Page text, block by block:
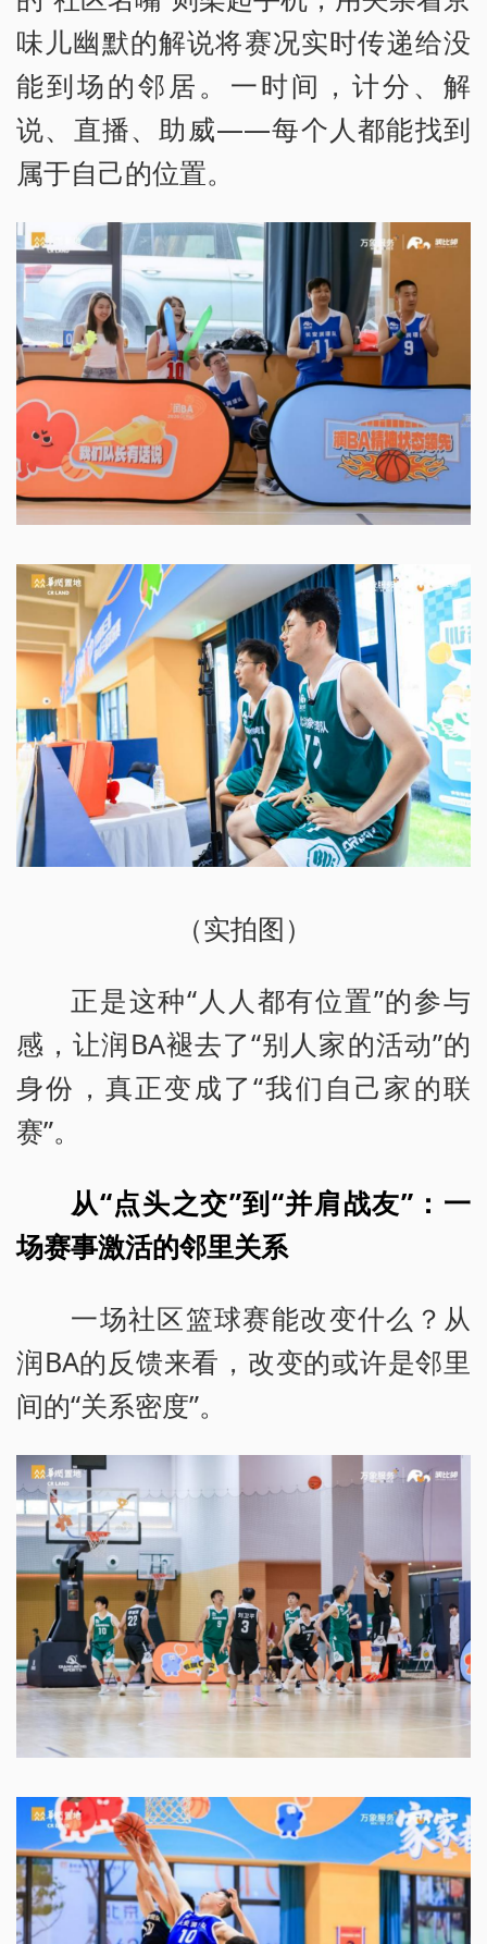
味儿幽默的解说将赛况实时传递给没
能到场的邻居。一时间，计分、解
说、直播、助威——每个人都能找到
属于自己的位置。
（实拍图）
正是这种“人人都有位置”的参与
感，让润BA褪去了“别人家的活动”的
身份，真正变成了“我们自己家的联
赛”。
从“点头之交”到“并肩战友”：一
场赛事激活的邻里关系
一场社区篮球赛能改变什么？从
润BA的反馈来看，改变的或许是邻里
间的“关系密度”。